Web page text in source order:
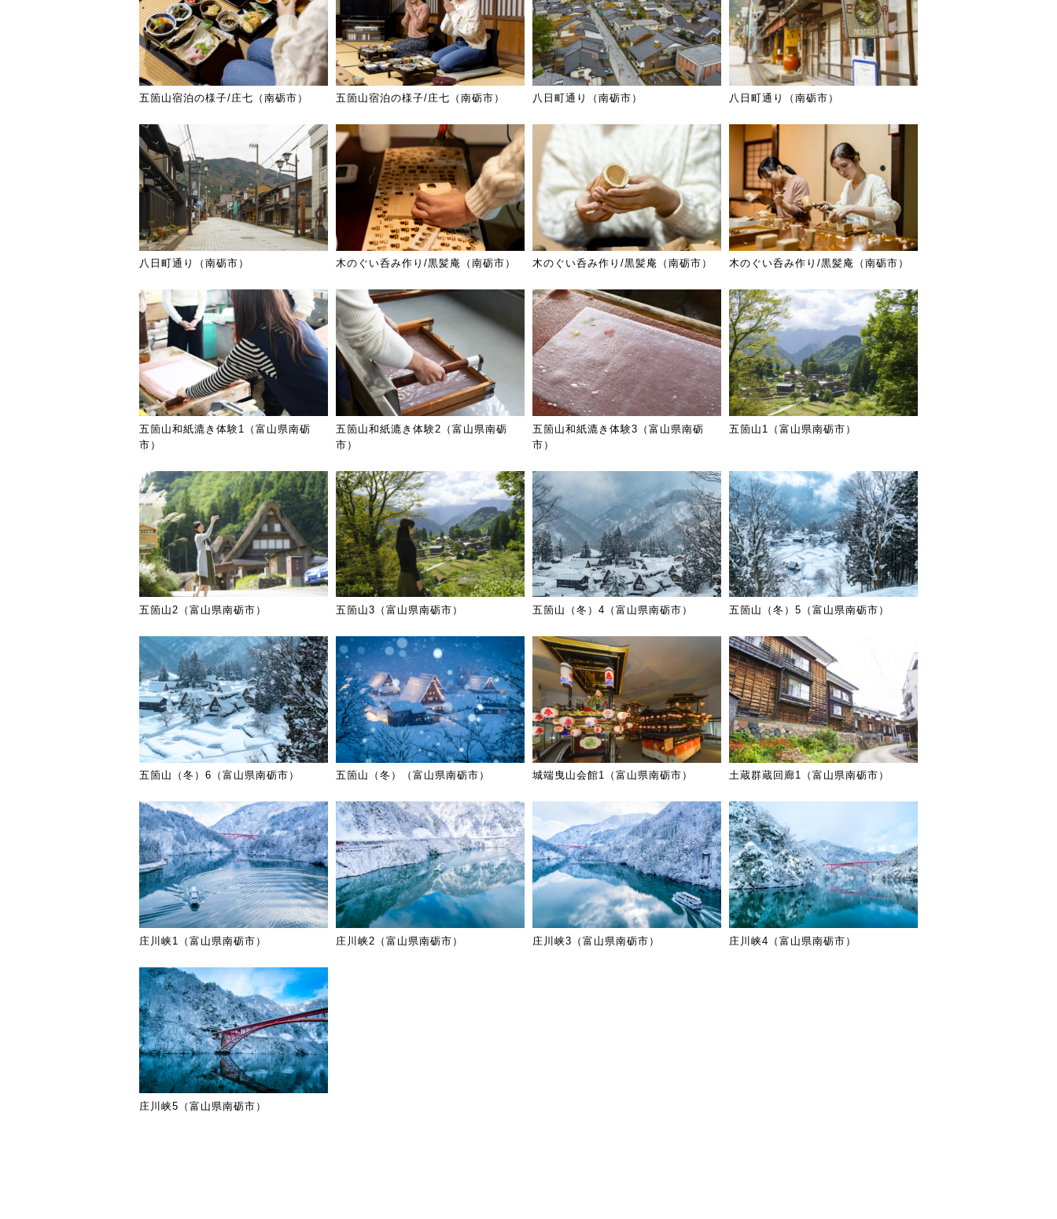
五箇山宿泊の様子/庄七（南砺市） 五箇山宿泊の様子/庄七（南砺市） 八日町通り（南砺市） 八日町通り（南砺市）
八日町通り（南砺市） 木のぐい呑み作り/黒髪庵（南砺市） 木のぐい呑み作り/黒髪庵（南砺市） 木のぐい呑み作り/黒髪庵（南砺市）
五箇山和紙漉き体験1（富山県南砺
市）
五箇山和紙漉き体験2（富山県南砺
市）
五箇山和紙漉き体験3（富山県南砺
市）
五箇山1（富山県南砺市）
五箇山2（富山県南砺市） 五箇山3（富山県南砺市） 五箇山（冬）4（富山県南砺市） 五箇山（冬）5（富山県南砺市）
五箇山（冬）6（富山県南砺市） 五箇山（冬）（富山県南砺市） 城端曳山会館1（富山県南砺市） 土蔵群蔵回廊1（富山県南砺市）
庄川峡1（富山県南砺市） 庄川峡2（富山県南砺市） 庄川峡3（富山県南砺市） 庄川峡4（富山県南砺市）
庄川峡5（富山県南砺市）